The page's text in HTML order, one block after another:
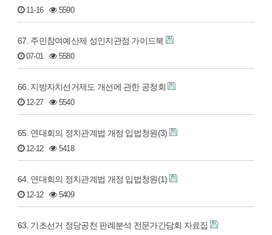
11-16 5590
67. 주민참여예산제 성인지관점 가이드북
07-01 5580
66. 지방자치선거제도 개선에 관한 공청회
12-27 5540
65. 연대회의 정치관계법 개정 입법청원(3)
12-12 5418
64. 연대회의 정치관계법 개정 입법청원(1)
12-12 5409
63. 기초선거 정당공천 판례분석 전문가간담회 자료집